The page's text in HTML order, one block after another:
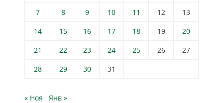
7
8 9 10 11 12
13
14
15 16 17 18 19
20
21
22 23 24 25 26
27
28
29 30 31
« Ноя Янв »